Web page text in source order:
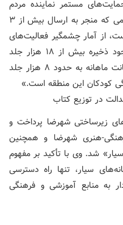
مستمر نماینده مردم
شهرضا و دهاقان در مجلس شورای اسلامی که منجر به ارسال بیش از ۳
از آمار چشمگیر فعالیت‌های
کانون خبر داد. وی اظهار داشت: «با وجود ذخیره بیش از ۱۸ هزار جلد
کتاب در مرکز فرهنگی شهرضا، میزان امانت ماهانه به حدود ۸ هزار جلد
کودکان این منطقه است.»
در توزیع کتاب
زیرساختی شهرضا پرداخت و
هنری شهرضا و همچنین
شد. وی با تأکید بر مفهوم
سیار، تنها راه دسترسی
به منابع آموزشی و فرهنگی